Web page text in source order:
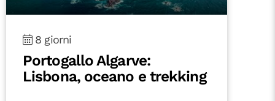
8 giorni
Portogallo Algarve:
Lisbona, oceano e trekking